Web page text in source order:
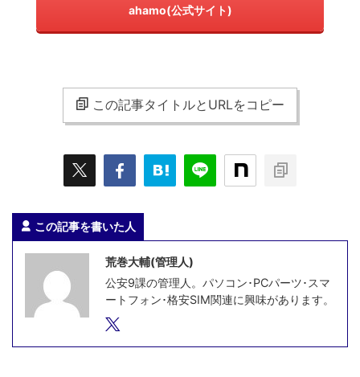
ahamo(公式サイト)
この記事タイトルとURLをコピー
この記事を書いた人
荒巻大輔(管理人)
公安9課の管理人。パソコン･PCパーツ･スマ
ートフォン･格安SIM関連に興味があります。